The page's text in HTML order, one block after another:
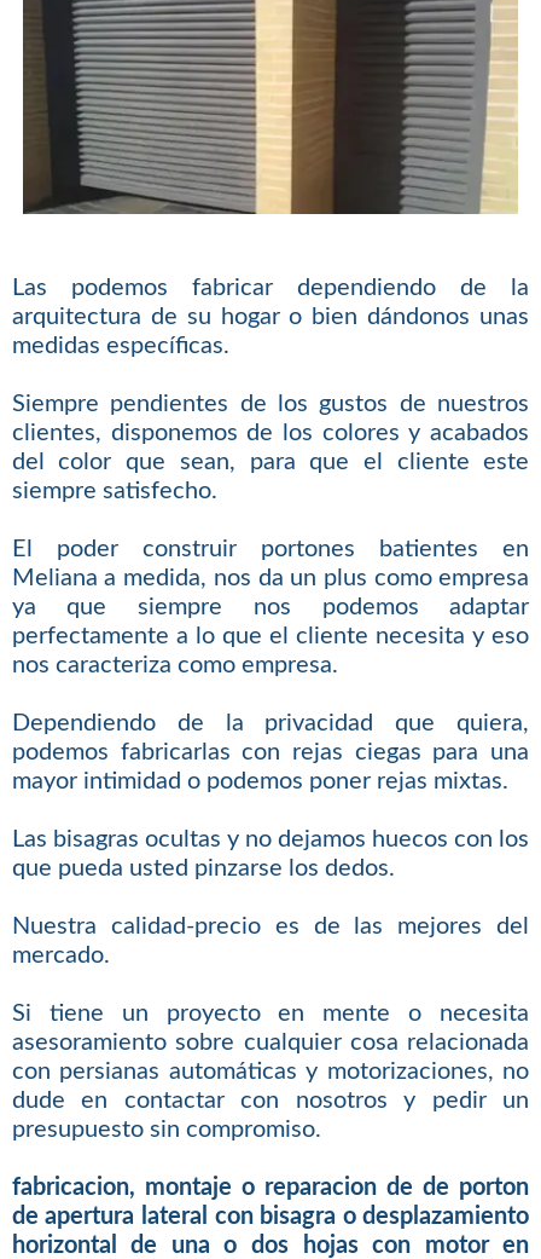
Las podemos fabricar dependiendo de la
arquitectura de su hogar o bien dándonos unas
medidas específicas.
Siempre pendientes de los gustos de nuestros
clientes, disponemos de los colores y acabados
del color que sean, para que el cliente este
siempre satisfecho.
El poder construir portones batientes en
Meliana a medida, nos da un plus como empresa
ya que siempre nos podemos adaptar
perfectamente a lo que el cliente necesita y eso
nos caracteriza como empresa.
Dependiendo de la privacidad que quiera,
podemos fabricarlas con rejas ciegas para una
mayor intimidad o podemos poner rejas mixtas.
Las bisagras ocultas y no dejamos huecos con los
que pueda usted pinzarse los dedos.
Nuestra calidad-precio es de las mejores del
mercado.
Si tiene un proyecto en mente o necesita
asesoramiento sobre cualquier cosa relacionada
con persianas automáticas y motorizaciones, no
dude en contactar con nosotros y pedir un
presupuesto sin compromiso.
fabricacion, montaje o reparacion de de porton
de apertura lateral con bisagra o desplazamiento
horizontal de una o dos hojas con motor en